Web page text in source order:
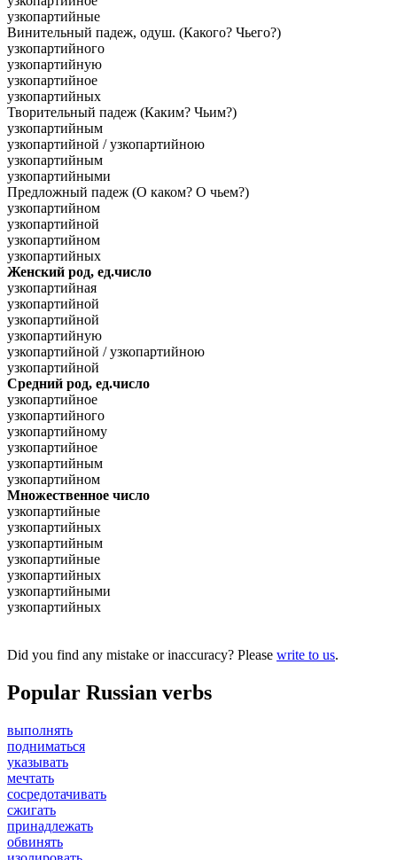
узкопартийные
Винительный падеж, одуш. (Какого? Чьего?)
узкопартийного
узкопартийную
узкопартийное
узкопартийных
Творительный падеж (Каким? Чьим?)
узкопартийным
узкопартийной / узкопартийною
узкопартийным
узкопартийными
Предложный падеж (О каком? О чьем?)
узкопартийном
узкопартийной
узкопартийном
узкопартийных
Женский род, ед.число
узкопартийная
узкопартийной
узкопартийной
узкопартийную
узкопартийной / узкопартийною
узкопартийной
Средний род, ед.число
узкопартийное
узкопартийного
узкопартийному
узкопартийное
узкопартийным
узкопартийном
Множественное число
узкопартийные
узкопартийных
узкопартийным
узкопартийные
узкопартийных
узкопартийными
узкопартийных
Did you find any mistake or inaccuracy? Please write to us.
Popular Russian verbs
выполнять
подниматься
указывать
мечтать
сосредотачивать
сжигать
принадлежать
обвинять